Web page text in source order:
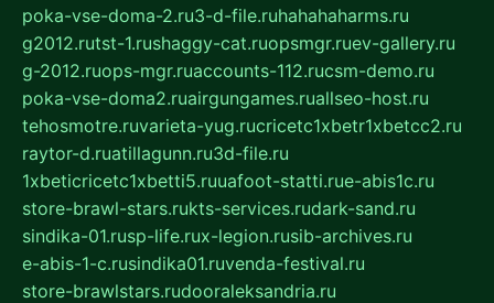
poka-vse-doma-2.ru3-d-file.ruhahahaharms.ru
g2012.rutst-1.rushaggy-cat.ruopsmgr.ruev-gallery.ru
g-2012.ruops-mgr.ruaccounts-112.rucsm-demo.ru
poka-vse-doma2.ruairgungames.ruallseo-host.ru
tehosmotre.ruvarieta-yug.rucricetc1xbetr1xbetcc2.ru
raytor-d.ruatillagunn.ru3d-file.ru
1xbeticricetc1xbetti5.ruuafoot-statti.rue-abis1c.ru
store-brawl-stars.rukts-services.rudark-sand.ru
sindika-01.rusp-life.rux-legion.rusib-archives.ru
e-abis-1-c.rusindika01.ruvenda-festival.ru
store-brawlstars.rudooraleksandria.ru